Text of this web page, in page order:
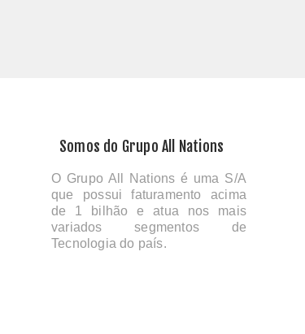
Somos do Grupo All Nations
O Grupo All Nations é uma S/A
que possui faturamento acima
de 1 bilhão e atua nos mais
variados segmentos de
Tecnologia do país.